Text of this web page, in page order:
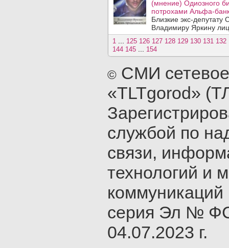
(мнение) Одиозного
потрохами Альфа-
Близкие экс-
Владимиру Яркину
1 125 126 127 128 129 130 131 132
144 145 154
© СМИ
«TLTgorod»
службой по
связи,
технологий и
серия Эл №
04.07.2023 г.